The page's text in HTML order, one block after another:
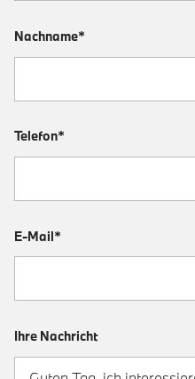
Nachname*
Telefon*
E-Mail*
Ihre Nachricht